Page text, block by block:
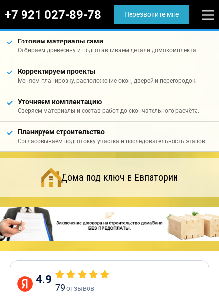
+7 921 027-89-78 Перезвоните мне
Готовим материалы сами
Отбираем древесину и подготавливаем детали домокомплекта.
Корректируем проекты
Меняем планировку, расположение окон, дверей и перегородок.
Уточняем комплектацию
Сверяем материалы и состав работ до окончательного расчёта.
Планируем строительство
Согласовываем подготовку участка и последовательность этапов.
Дома под ключ в Евпатории
4.9
79 отзывов